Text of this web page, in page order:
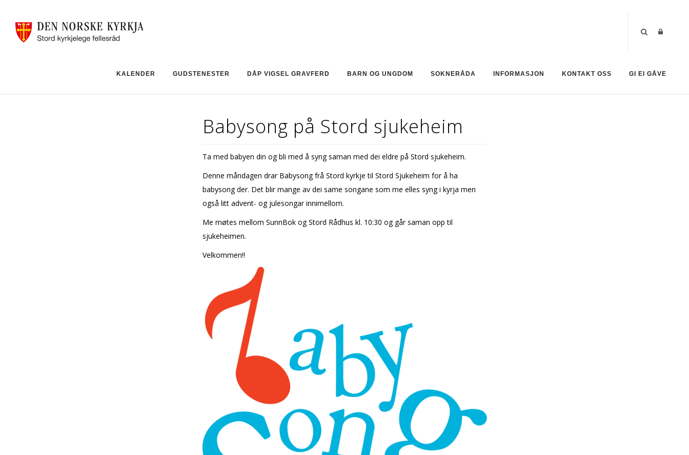
KALENDER GUDSTENESTER DÅP VIGSEL GRAVFERD BARN OG UNGDOM SOKNERÅDA INFORMASJON KONTAKT OSS GI EI GÅVE
Babysong på Stord sjukeheim
Ta med babyen din og bli med å syng saman med dei eldre på Stord sjukeheim.
Denne måndagen drar Babysong frå Stord kyrkje til Stord Sjukeheim for å ha
babysong der. Det blir mange av dei same songane som me elles syng i kyrja men
også litt advent- og julesongar innimellom.
Me møtes mellom SunnBok og Stord Rådhus kl. 10:30 og går saman opp til
sjukeheimen.
Velkommen!!